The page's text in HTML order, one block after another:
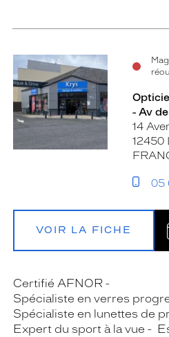
- Av
14
12450
05
VOIR LA FICHE
Certifié AFNOR
Spécialiste en verres
Spécialiste en lunettes de
Expert du sport à la vue